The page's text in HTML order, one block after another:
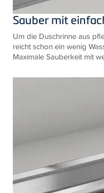
Sauber mit
Um die Duschrinne aus
reicht schon ein wenig
Maximale Sauberkeit mit